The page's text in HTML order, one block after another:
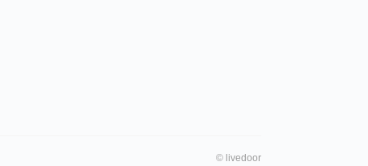
© livedoor